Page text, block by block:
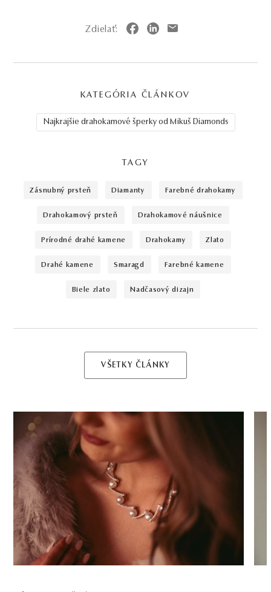
Zdielať:
KATEGÓRIA ČLÁNKOV
Najkrajšie drahokamové šperky od Mikuš Diamonds
TAGY
zásnubný prsteň diamanty farebné drahokamy
drahokamový prsteň drahokamové náušnice
prírodné drahé kamene drahokamy zlato
drahé kamene smaragd farebné kamene
biele zlato nadčasový dizajn
VŠETKY ČLÁNKY